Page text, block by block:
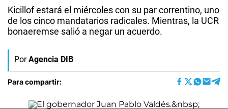
Kicillof estará el miércoles con su par correntino, uno
de los cinco mandatarios radicales. Mientras, la UCR
bonaeremse salió a negar un acuerdo.
Por Agencia DIB
Para compartir: